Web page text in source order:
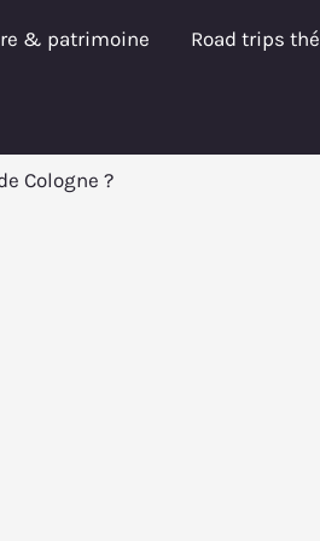
& patrimoine Road trips
Cologne ?